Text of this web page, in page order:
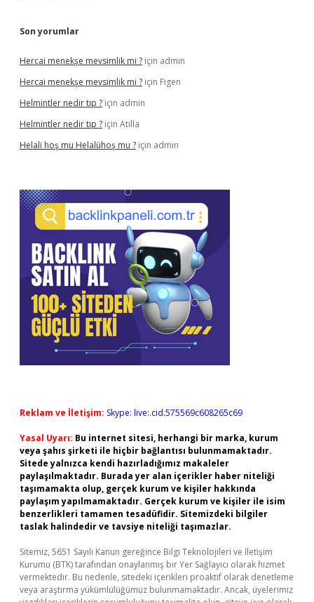
Son yorumlar
Hercai menekşe mevsimlik mi ? için admin
Hercai menekşe mevsimlik mi ? için Figen
Helmintler nedir tıp ? için admin
Helmintler nedir tıp ? için Atilla
Helali hoş mu Helalühoş mu ? için admin
Reklam ve İletişim: Skype: live:.cid.575569c608265c69
Yasal Uyarı: Bu internet sitesi, herhangi bir marka, kurum
veya şahıs şirketi ile hiçbir bağlantısı bulunmamaktadır.
Sitede yalnızca kendi hazırladığımız makaleler
paylaşılmaktadır. Burada yer alan içerikler haber niteliği
taşımamakta olup, gerçek kurum ve kişiler hakkında
paylaşım yapılmamaktadır. Gerçek kurum ve kişiler ile isim
benzerlikleri tamamen tesadüfidir. Sitemizdeki bilgiler
taslak halindedir ve tavsiye niteliği taşımazlar.
Sitemiz, 5651 Sayılı Kanun gereğince Bilgi Teknolojileri ve İletişim
Kurumu (BTK) tarafından onaylanmış bir Yer Sağlayıcı olarak hizmet
vermektedir. Bu nedenle, sitedeki içerikleri proaktif olarak denetleme
veya araştırma yükümlülüğümüz bulunmamaktadır. Ancak, üyelerimiz